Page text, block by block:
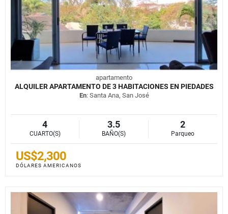
apartamento
ALQUILER APARTAMENTO DE 3 HABITACIONES EN PIEDADES
En: Santa Ana, San José
4
CUARTO(S)
3.5
BAÑO(S)
2
Parqueo
US$2,300
DÓLARES AMERICANOS